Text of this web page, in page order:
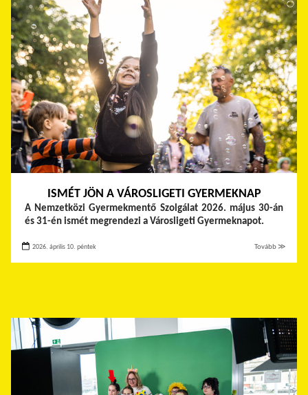
ISMÉT JÖN A VÁROSLIGETI GYERMEKNAP
A Nemzetközi Gyermekmentő Szolgálat 2026. május 30-án
és 31-én ismét megrendezi a Városligeti Gyermeknapot.
2026. április 10. péntek Tovább ≫